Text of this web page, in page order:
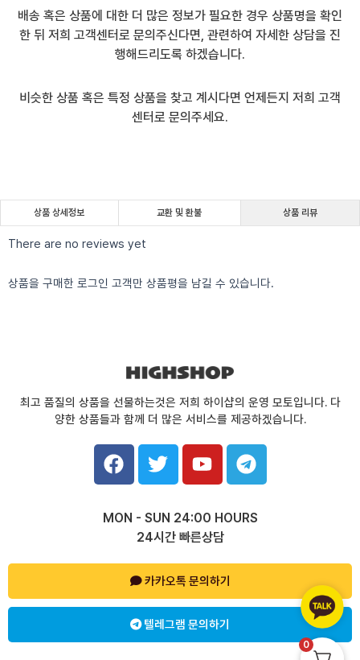
배송 혹은 상품에 대한 더 많은 정보가 필요한 경우 상품명을 확인
한 뒤 저희 고객센터로 문의주신다면, 관련하여 자세한 상담을 진
행해드리도록 하겠습니다.
비슷한 상품 혹은 특정 상품을 찾고 계시다면 언제든지 저희 고객
센터로 문의주세요.
상품 상세정보 교환 및 환불 상품 리뷰
There are no reviews yet
상품을 구매한 로그인 고객만 상품평을 남길 수 있습니다.
최고 품질의 상품을 선물하는것은 저희 하이샵의 운영 모토입니다. 다
양한 상품들과 함께 더 많은 서비스를 제공하겠습니다.
F
a
c
b
o
T
w
i
t
e
r
Y
o
u
u
b
e
T
e
l
g
a
MON - SUN 24:00 HOURS
24시간 빠른상담
카카오톡 문의하기
텔레그램 문의하기
0